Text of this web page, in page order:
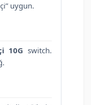
uygun.
10G switch.